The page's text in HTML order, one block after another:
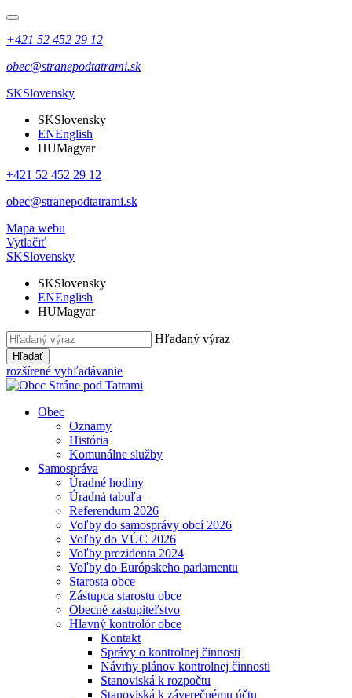
+421 52 452 29 12
obec@stranepodtatrami.sk
SKSlovensky
SKSlovensky
ENEnglish
HUMagyar
+421 52 452 29 12
obec@stranepodtatrami.sk
Mapa webu
Vytlačiť
SKSlovensky
SKSlovensky
ENEnglish
HUMagyar
Hľadaný výraz
Hľadať
rozšírené vyhľadávanie
Obec
Oznamy
História
Komunálne služby
Samospráva
Úradné hodiny
Úradná tabuľa
Referendum 2026
Voľby do samosprávy obcí 2026
Voľby do VÚC 2026
Voľby prezidenta 2024
Voľby do Európskeho parlamentu
Starosta obce
Zástupca starostu obce
Obecné zastupiteľstvo
Hlavný kontrolór obce
Kontakt
Správy o kontrolnej činnosti
Návrhy plánov kontrolnej činnosti
Stanoviská k rozpočtu
Stanoviská k záverečnému účtu